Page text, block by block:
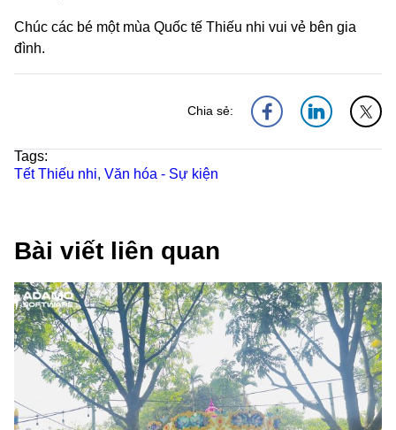
Chúc các bé một mùa Quốc tế Thiếu nhi vui vẻ bên gia
đình.
Chia sẻ:
Tags:
Tết Thiếu nhi, Văn hóa - Sự kiện
Bài viết liên quan